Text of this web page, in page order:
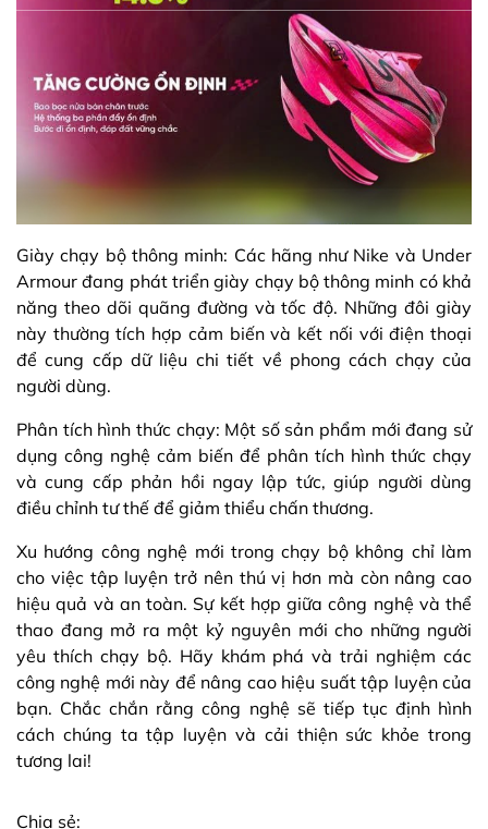
Giày chạy bộ thông minh: Các hãng như Nike và Under
Armour đang phát triển giày chạy bộ thông minh có khả
năng theo dõi quãng đường và tốc độ. Những đôi giày
này thường tích hợp cảm biến và kết nối với điện thoại
để cung cấp dữ liệu chi tiết về phong cách chạy của
người dùng.
Phân tích hình thức chạy: Một số sản phẩm mới đang sử
dụng công nghệ cảm biến để phân tích hình thức chạy
và cung cấp phản hồi ngay lập tức, giúp người dùng
điều chỉnh tư thế để giảm thiểu chấn thương.
Xu hướng công nghệ mới trong chạy bộ không chỉ làm
cho việc tập luyện trở nên thú vị hơn mà còn nâng cao
hiệu quả và an toàn. Sự kết hợp giữa công nghệ và thể
thao đang mở ra một kỷ nguyên mới cho những người
yêu thích chạy bộ. Hãy khám phá và trải nghiệm các
công nghệ mới này để nâng cao hiệu suất tập luyện của
bạn. Chắc chắn rằng công nghệ sẽ tiếp tục định hình
cách chúng ta tập luyện và cải thiện sức khỏe trong
tương lai!
Chia sẻ: